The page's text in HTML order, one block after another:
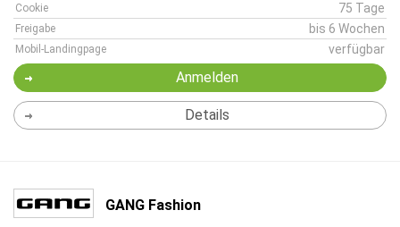
Cookie 75 Tage
Freigabe bis 6 Wochen
Mobil-Landingpage verfügbar
Anmelden
Details
GANG Fashion